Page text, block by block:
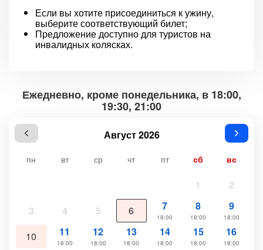
Если вы хотите присоединиться к ужину,
выберите соответствующий билет;
Предложение доступно для туристов на
инвалидных колясках.
Ежедневно, кроме понедельника, в 18:00,
19:30, 21:00
Август 2026
пн вт ср чт пт сб вс
1
2
3
4 5 6 7
18:00
8
18:00
9
18:00
10 11
18:00
12
18:00
13
18:00
14
18:00
15
18:00
16
18:00